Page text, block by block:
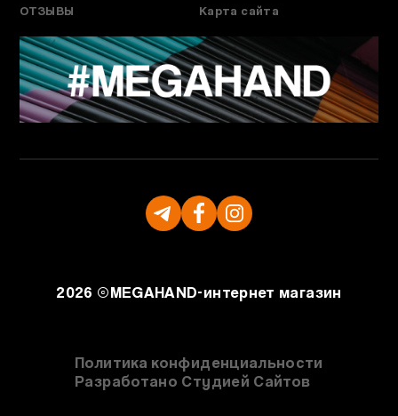
ОТЗЫВЫ
Карта сайта
2026 ©MEGAHAND-интернет магазин
Политика конфиденциальности
Разработано Студией Сайтов